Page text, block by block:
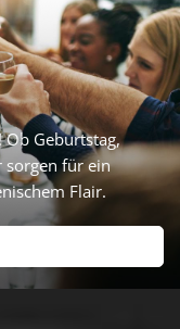
Ob Geburtstag,
sorgen für ein
Flair.